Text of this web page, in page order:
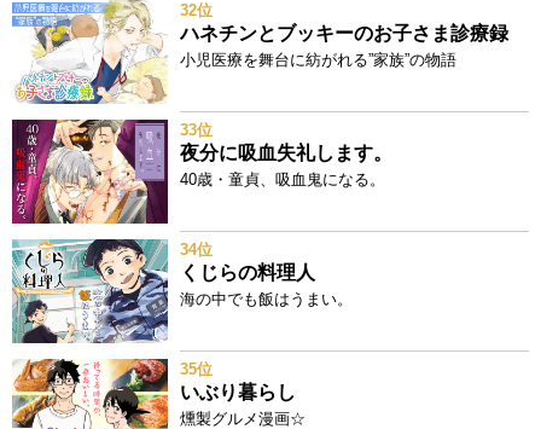
32位
ハネチンとブッキーのお子さま診療録
小児医療を舞台に紡がれる”家族”の物語
33位
夜分に吸血失礼します。
40歳・童貞、吸血鬼になる。
34位
くじらの料理人
海の中でも飯はうまい。
35位
いぶり暮らし
燻製グルメ漫画☆